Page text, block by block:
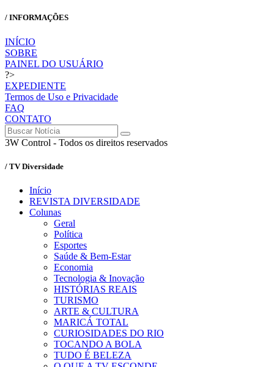
/ INFORMAÇÕES
INÍCIO
SOBRE
PAINEL DO USUÁRIO
?>
EXPEDIENTE
Termos de Uso e Privacidade
FAQ
CONTATO
3W Control - Todos os direitos reservados
/ TV Diversidade
Início
REVISTA DIVERSIDADE
Colunas
Geral
Política
Esportes
Saúde & Bem-Estar
Economia
Tecnologia & Inovação
HISTÓRIAS REAIS
TURISMO
ARTE & CULTURA
MARICÁ TOTAL
CURIOSIDADES DO RIO
TOCANDO A BOLA
TUDO É BELEZA